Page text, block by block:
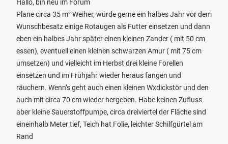
Hallo, bin neu im Forum
Plane circa 35 m² Weiher, würde gerne ein halbes Jahr vor dem
Wunschbesatz einige Rotaugen als Futter einsetzen und dann
eben ein halbes Jahr später einen kleinen Zander ( mit 50 cm
essen), eventuell einen kleinen schwarzen Amur ( mit 75 cm
umsetzen) und vielleicht im Herbst drei kleine Forellen
einsetzen und im Frühjahr wieder heraus fangen und
räuchern. Wenn’s geht auch einen kleinen Wxdickstör und den
auch mit circa 70 cm wieder hergeben. Habe keinen Zufluss
aber kleine Sauerstoffpumpe, circa dreiviertel der Fläche sind
eineinhalb Meter tief, Teich hat Folie, leichter Schilfgürtel am
Rand